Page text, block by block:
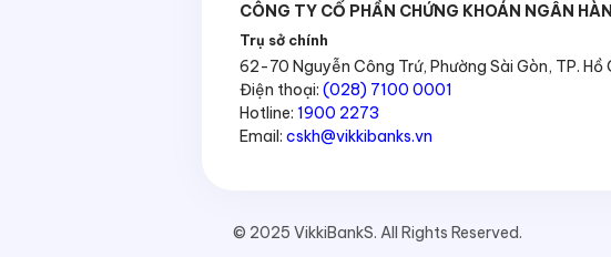
CÔNG TY CỔ PHẦN CHỨNG KHOÁN NGÂN
Trụ sở chính
62-70 Nguyễn Công Trứ, Phường Sài Gòn, TP. Hồ
Điện thoại: (028) 7100 0001
Hotline: 1900 2273
Email: cskh@vikkibanks.vn
© 2025 VikkiBankS. All Rights Reserved.